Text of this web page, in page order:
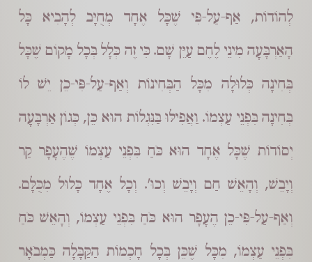
לְהוֹדוֹת, אַף-עַל-פִּי שֶׁכָּל אֶחָד מְחֻיָּב לְהָבִיא כָּל
הָאַרְבָּעָה מִינֵי לֶחֶם עַיֵּן שָׁם. כִּי זֶה כְּלָל בְּכָל מָקוֹם שֶׁכָּל
בְּחִינָה כְּלוּלָה מִכָּל הַבְּחִינוֹת וְאַף-עַל-פִּי-כֵן יֵשׁ לוֹ
בְּחִינָה בִּפְנֵי עַצְמוֹ. וַאֲפִילּוּ בַּנִּגְלוֹת הוּא כֵּן, כְּגוֹן אַרְבָּעָה
יְסוֹדוֹת שֶׁכָּל אֶחָד הוּא כֹּחַ בִּפְנֵי עַצְמוֹ שֶׁהֶעָפָר קַר
וְיָבֵשׁ, וְהָאֵשׁ חַם וְיָבֵשׁ וְכוּ'. וְכָל אֶחָד כָּלוּל מִכֻּלָּם.
וְאַף-עַל-פִּי-כֵן הֶעָפָר הוּא כֹּחַ בִּפְנֵי עַצְמוֹ, וְהָאֵשׁ כֹּחַ
בִּפְנֵי עַצְמוֹ, מִכָּל שֶׁכֵּן בְּכָל חָכְמוֹת הַקַּבָּלָה כַּמְבֹאָר